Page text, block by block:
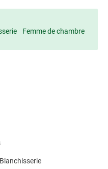
Femme de chambre
Blanchisserie